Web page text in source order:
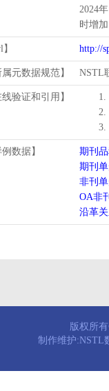
2024
时增
http://
属元数据规范】 NSTL
线验证和引用】
1.
2.
3.
例数据】
期刊
期刊
非刊
OA非
沿革
版权所
制作维护:NSTL